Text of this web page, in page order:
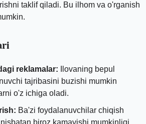
taklif qiladi. Bu ilhom va o'rganish
reklamalar: Ilovaning bepul
tajribasini buzishi mumkin
o'z ichiga oladi.
Ba'zi foydalanuvchilar chiqish
biroz kamayishi mumkinligi